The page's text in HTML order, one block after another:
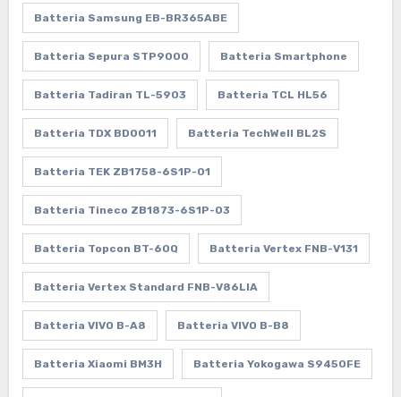
Batteria Samsung EB-BR365ABE
Batteria Sepura STP9000 Batteria Smartphone
Batteria Tadiran TL-5903 Batteria TCL HL56
Batteria TDX BD0011 Batteria TechWell BL2S
Batteria TEK ZB1758-6S1P-01
Batteria Tineco ZB1873-6S1P-03
Batteria Topcon BT-60Q Batteria Vertex FNB-V131
Batteria Vertex Standard FNB-V86LIA
Batteria VIVO B-A8 Batteria VIVO B-B8
Batteria Xiaomi BM3H Batteria Yokogawa S9450FE